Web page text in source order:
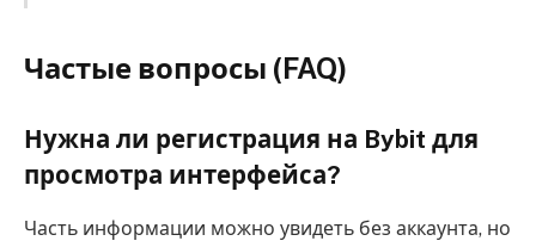
Частые вопросы (FAQ)
Нужна ли регистрация на Bybit для
просмотра интерфейса?
Часть информации можно увидеть без аккаунта, но